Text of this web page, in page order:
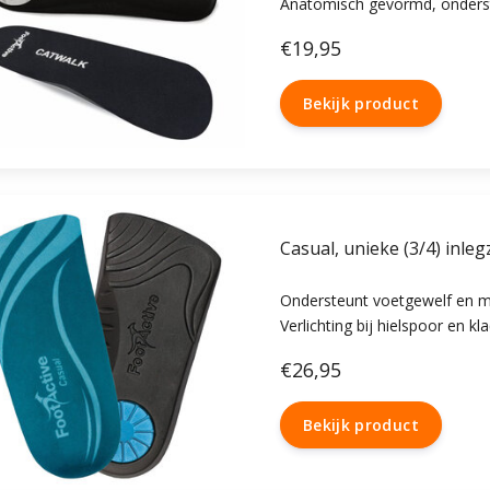
Anatomisch gevormd,
Zachte velours bovenlaag
€19,95
Bekijk product
Casual, unieke (3/4)
Ondersteunt voetgewelf en
Verlichting bij hielspoor en
Velours-bovenlaag,
€26,95
Bekijk product